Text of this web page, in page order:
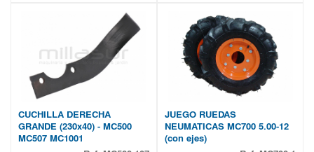
CUCHILLA DERECHA
GRANDE (230x40) - MC500
MC507 MC1001
JUEGO RUEDAS
NEUMATICAS MC700 5.00-12
(con ejes)